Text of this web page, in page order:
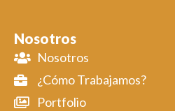
Nosotros
Nosotros
¿Cómo Trabajamos?
Portfolio